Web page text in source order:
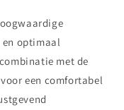
optimaal
met de
een comfortabel